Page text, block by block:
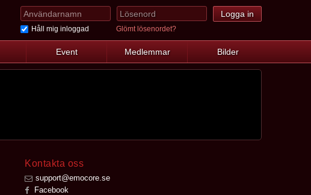
Håll mig inloggad Glömt lösenordet?
Event Medlemmar Bilder
Kontakta oss
support@emocore.se
Facebook